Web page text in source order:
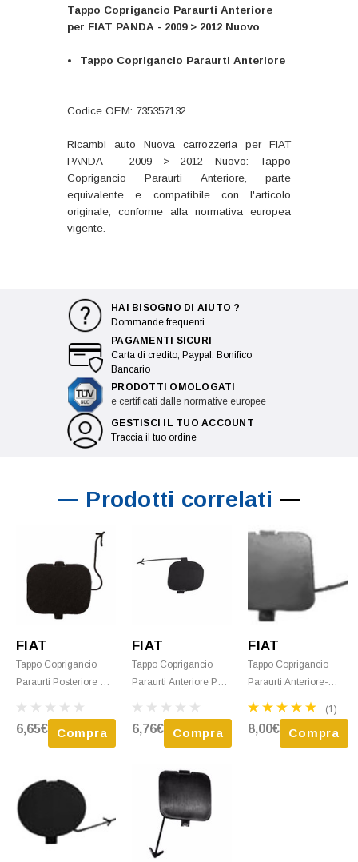
Tappo Coprigancio Paraurti Anteriore
per FIAT PANDA - 2009 > 2012 Nuovo
Tappo Coprigancio Paraurti Anteriore
Codice OEM: 735357132
Ricambi auto Nuova carrozzeria per FIAT
PANDA - 2009 > 2012 Nuovo: Tappo
Coprigancio Paraurti Anteriore, parte
equivalente e compatibile con l'articolo
originale, conforme alla normativa europea
vigente.
HAI BISOGNO DI AIUTO ?
Dommande frequenti
PAGAMENTI SICURI
Carta di credito, Paypal, Bonifico
Bancario
PRODOTTI OMOLOGATI
e certificati dalle normative europee
GESTISCI IL TUO ACCOUNT
Traccia il tuo ordine
Prodotti correlati
FIAT
Tappo Coprigancio
Paraurti Posteriore Per
2012 Nuovo
6,65€ Compra
FIAT
Tappo Coprigancio
Paraurti Anteriore Per
Nero Nuovo
6,76€ Compra
FIAT
Tappo Coprigancio
Paraurti Anteriore-
PANDA 4X4 - 2005 >
2012 Nuovo
(1)
8,00€ Compra